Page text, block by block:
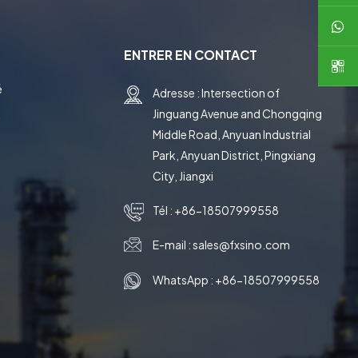
한국의
中文
ENTRER EN CONTACT
Adresse : Intersection of
Jinguang Avenue and Chongqing
Middle Road, Anyuan Industrial
Park, Anyuan District, Pingxiang
City, Jiangxi
Tél : +86-18507999558
E-mail :sales@fxsino.com
WhatsApp : +86-18507999558